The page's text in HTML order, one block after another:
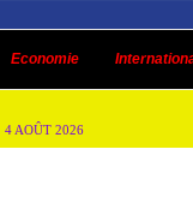
Economie
4 AOÛT 2026